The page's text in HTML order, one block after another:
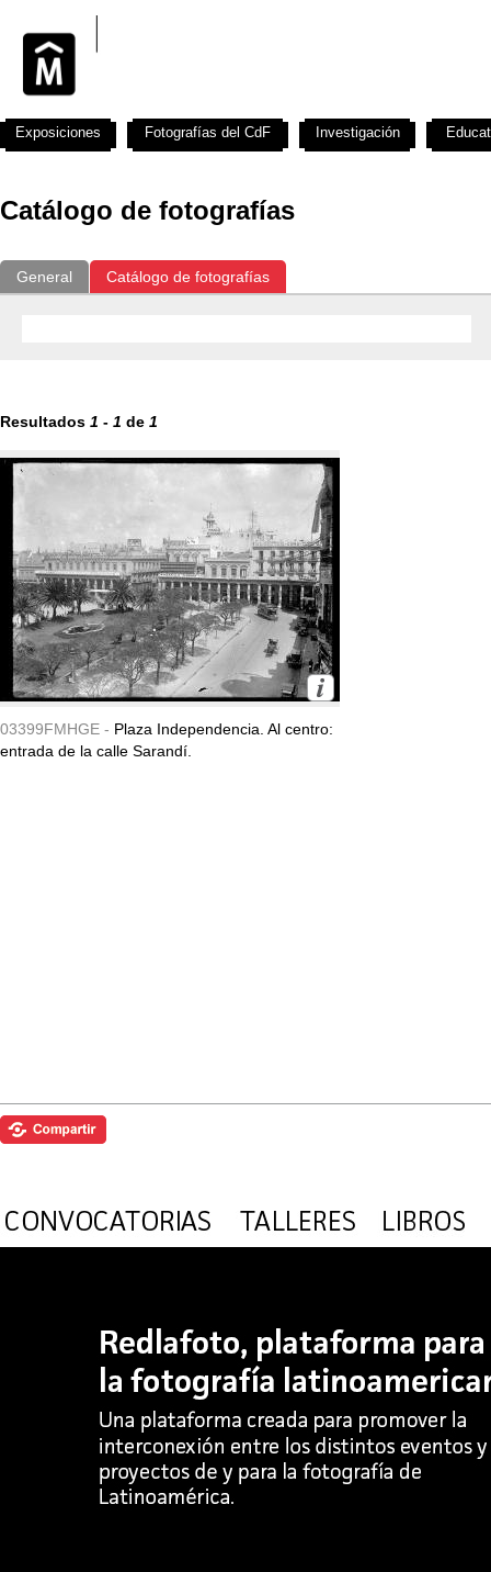
Catálogo de fotografías
General Catálogo de fotografías
Resultados 1 - 1 de 1
03399FMHGE - Plaza Independencia. Al centro:
entrada de la calle Sarandí.
Exposiciones Fotografías del CdF Investigación